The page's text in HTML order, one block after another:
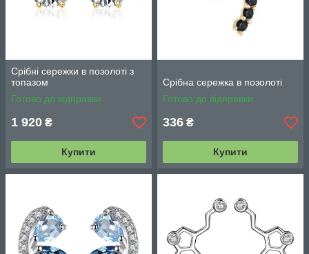
Срібні сережки в позолоті з
топазом
Готово до відправки
1 920 ₴
Купити
Срібна сережка в позолоті
Готово до відправки
336 ₴
Купити